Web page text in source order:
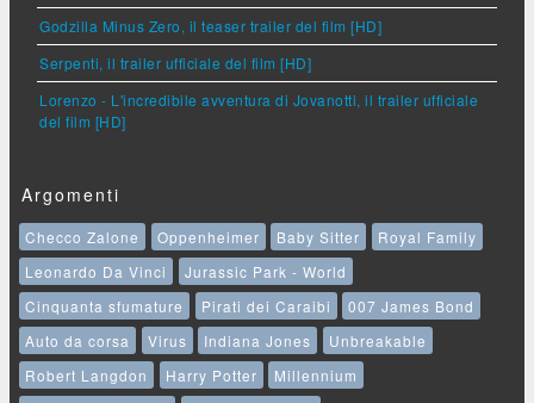
Godzilla Minus Zero, il teaser trailer del film [HD]
Serpenti, il trailer ufficiale del film [HD]
Lorenzo - L'incredibile avventura di Jovanotti, il trailer ufficiale
del film [HD]
Argomenti
Checco Zalone Oppenheimer Baby Sitter
Royal Family
Leonardo Da Vinci
Jurassic Park - World
Cinquanta sfumature
Pirati dei Caraibi
007 James Bond
Auto da corsa
Virus Indiana Jones
Unbreakable
Robert Langdon
Harry Potter
Millennium